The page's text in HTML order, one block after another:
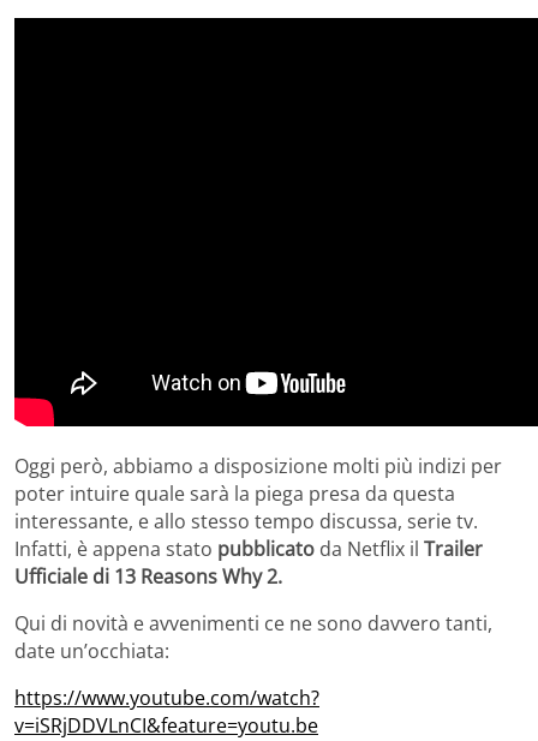
Oggi però, abbiamo a disposizione molti più indizi per
poter intuire quale sarà la piega presa da questa
interessante, e allo stesso tempo discussa, serie tv.
Infatti, è appena stato pubblicato da Netflix il Trailer
Ufficiale di 13 Reasons Why 2.
Qui di novità e avvenimenti ce ne sono davvero tanti,
date un’occhiata:
https://www.youtube.com/watch?
v=iSRjDDVLnCI&feature=youtu.be